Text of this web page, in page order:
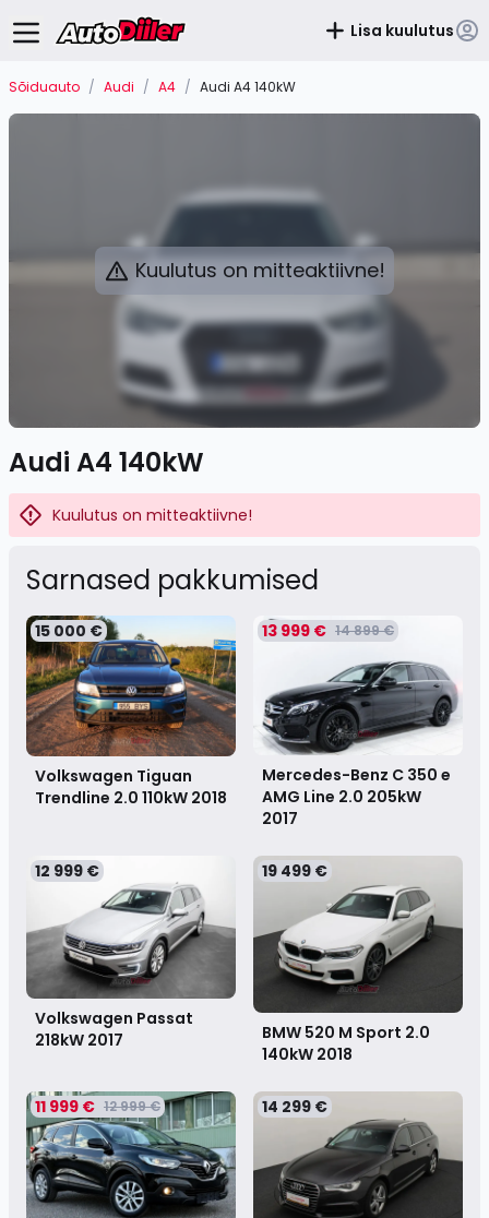
Lisa kuulutus
Sõiduauto / Audi / A4 / Audi A4 140kW
Kuulutus on mitteaktiivne!
Audi A4 140kW
Kuulutus on mitteaktiivne!
Sarnased pakkumised
15 000 €
Volkswagen Tiguan
Trendline 2.0 110kW 2018
13 999 € 14 899 €
Mercedes-Benz C 350 e
AMG Line 2.0 205kW
2017
12 999 €
Volkswagen Passat
218kW 2017
19 499 €
BMW 520 M Sport 2.0
140kW 2018
11 999 € 12 999 € 14 299 €